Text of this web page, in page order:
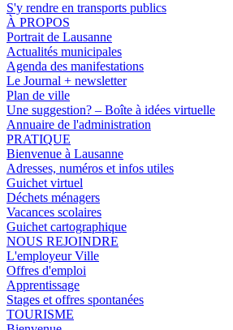
S'y rendre en transports publics
À PROPOS
Portrait de Lausanne
Actualités municipales
Agenda des manifestations
Le Journal + newsletter
Plan de ville
Une suggestion? – Boîte à idées virtuelle
Annuaire de l'administration
PRATIQUE
Bienvenue à Lausanne
Adresses, numéros et infos utiles
Guichet virtuel
Déchets ménagers
Vacances scolaires
Guichet cartographique
NOUS REJOINDRE
L'employeur Ville
Offres d'emploi
Apprentissage
Stages et offres spontanées
TOURISME